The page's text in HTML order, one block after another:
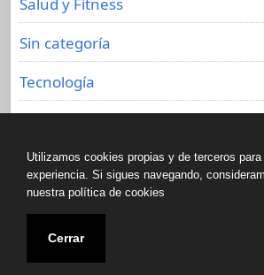
Salud y Fitness
Sin categoría
Tecnología
Copyright © All rights
Biblioteca de libros
Utilizamos cookies propias y de terceros
experiencia. Si sigues navegando,
nuestra política de cookies
Cerrar